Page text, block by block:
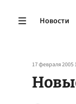
Новости
17 февраля 2005